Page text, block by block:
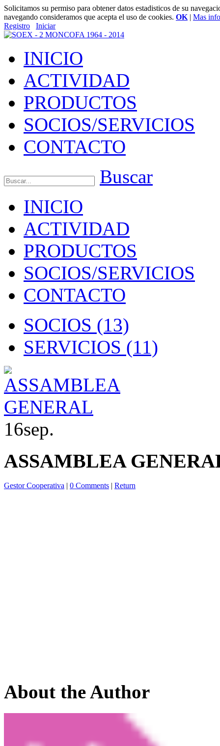
Solicitamos su permiso para obtener datos estadisticos de su
navegando consideramos que acepta el uso de cookies. OK | Mas
Registro
Iniciar
INICIO
ACTIVIDAD
PRODUCTOS
SOCIOS/SERVICIOS
CONTACTO
Buscar
INICIO
ACTIVIDAD
PRODUCTOS
SOCIOS/SERVICIOS
CONTACTO
SOCIOS (13)
SERVICIOS (11)
16sep.
ASSAMBLEA
Gestor Cooperativa | 0 Comments | Return
About the Author